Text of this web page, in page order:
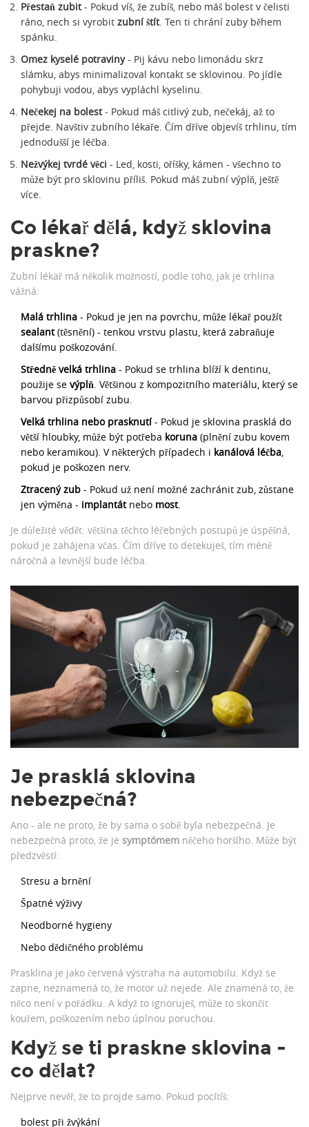
Přestaň zubit- Pokud víš, že zubíš, nebo máš bolest v čelisti
ráno, nech si vyrobit zubní štít. Ten ti chrání zuby během
spánku.
Omez kyselé potraviny- Pij kávu nebo limonádu skrz
slámku, abys minimalizoval kontakt se sklovinou. Po jídle
pohybuji vodou, abys vypláchl kyselinu.
Nečekej na bolest- Pokud máš citlivý zub, nečekáj, až to
přejde. Navštiv zubního lékaře. Čím dříve objevíš trhlinu, tím
jednodušší je léčba.
Nežvýkej tvrdé věci - Led, kosti, oříšky, kámen - všechno to
může být pro sklovinu příliš. Pokud máš zubní výplň, ještě
více.
Co lékař dělá, když sklovina
praskne?
Zubní lékař má několik možností, podle toho, jak je trhlina
vážná:
Malá trhlina - Pokud je jen na povrchu, může lékař použít
sealant(těsnění) - tenkou vrstvu plastu, která zabraňuje
dalšímu poškozování.
Středně velká trhlina - Pokud se trhlina blíží k dentinu,
použije se výplň. Většinou z kompozitního materiálu, který se
barvou přizpůsobí zubu.
Velká trhlina nebo prasknutí- Pokud je sklovina prasklá do
větší hloubky, může být potřeba koruna (plnění zubu kovem
nebo keramikou). V některých případech i kanálová léčba,
pokud je poškozen nerv.
Ztracený zub - Pokud už není možné zachránit zub, zůstane
jen výměna - implantátnebo most.
Je důležité vědět: většina těchto léčebných postupů je úspěšná,
pokud je zahájena včas. Čím dříve to detekuješ, tím méně
náročná a levnější bude léčba.
Je prasklá sklovina
nebezpečná?
Ano - ale ne proto, že by sama o sobě byla nebezpečná. Je
nebezpečná proto, že je symptómem něčeho horšího. Může být
předzvěstí:
Stresu a brnění
Špatné výživy
Neodborné hygieny
Nebo dědičného problému
Prasklina je jako červená výstraha na automobilu. Když se
zapne, neznamená to, že motor už nejede. Ale znamená to, že
něco není v pořádku. A když to ignoruješ, může to skončit
kouřem, poškozením nebo úplnou poruchou.
Když se ti praskne sklovina -
co dělat?
Nejprve nevěř, že to projde samo. Pokud pocítíš:
bolest při žvýkání